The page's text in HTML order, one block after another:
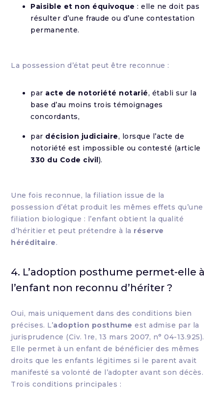
Paisible et non équivoque : elle ne doit pas
résulter d’une fraude ou d’une contestation
permanente.
La possession d’état peut être reconnue :
par acte de notoriété notarié, établi sur la
base d’au moins trois témoignages
concordants,
par décision judiciaire, lorsque l’acte de
notoriété est impossible ou contesté (article
330 du Code civil).
Une fois reconnue, la filiation issue de la
possession d’état produit les mêmes effets qu’une
filiation biologique : l’enfant obtient la qualité
d’héritier et peut prétendre à la réserve
héréditaire.
4. L’adoption posthume permet-elle à
l’enfant non reconnu d’hériter ?
Oui, mais uniquement dans des conditions bien
précises. L’adoption posthume est admise par la
jurisprudence (Civ. 1re, 13 mars 2007, n° 04-13.925).
Elle permet à un enfant de bénéficier des mêmes
droits que les enfants légitimes si le parent avait
manifesté sa volonté de l’adopter avant son décès.
Trois conditions principales :